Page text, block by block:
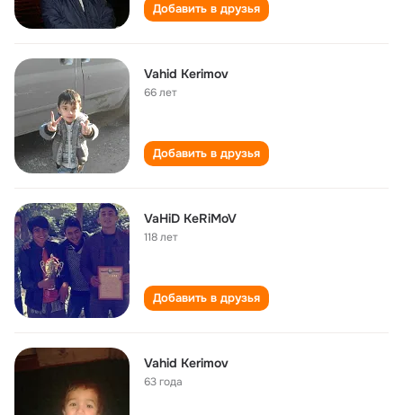
Добавить в друзья
Vahid Kerimov
66 лет
Добавить в друзья
VaHiD KeRiMoV
118 лет
Добавить в друзья
Vahid Kerimov
63 года